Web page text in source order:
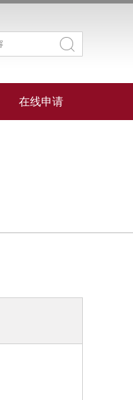
在线申请